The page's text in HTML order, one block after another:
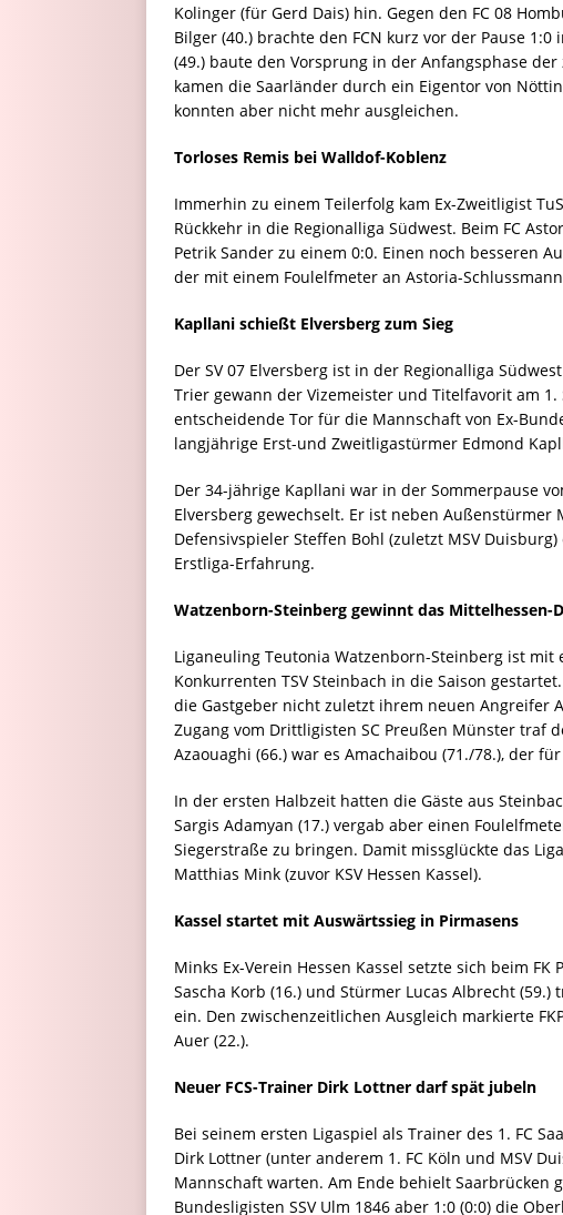
Kolinger (für Gerd Dais) hin. Gegen den FC 08
Bilger (40.) brachte den FCN kurz vor der Pause
(49.) baute den Vorsprung in der Anfangsphase
kamen die Saarländer durch ein Eigentor von
konnten aber nicht mehr ausgleichen.
Torloses Remis bei Walldof-Koblenz
Immerhin zu einem Teilerfolg kam Ex-Zweitligist
Rückkehr in die Regionalliga Südwest. Beim FC
Petrik Sander zu einem 0:0. Einen noch besseren
der mit einem Foulelfmeter an Astoria-
Kapllani schießt Elversberg zum Sieg
Der SV 07 Elversberg ist in der Regionalliga
Trier gewann der Vizemeister und Titelfavorit am 1.
entscheidende Tor für die Mannschaft von Ex-
langjährige Erst-und Zweitligastürmer Edmond
Der 34-jährige Kapllani war in der Sommerpause
Elversberg gewechselt. Er ist neben Außenstürmer
Defensivspieler Steffen Bohl (zuletzt MSV
Erstliga-Erfahrung.
Watzenborn-Steinberg gewinnt das Mittelhessen-
Liganeuling Teutonia Watzenborn-Steinberg ist mit
Konkurrenten TSV Steinbach in die Saison
die Gastgeber nicht zuletzt ihrem neuen Angreifer
Zugang vom Drittligisten SC Preußen Münster traf
Azaouaghi (66.) war es Amachaibou (71./78.), der
In der ersten Halbzeit hatten die Gäste aus
Sargis Adamyan (17.) vergab aber einen
Siegerstraße zu bringen. Damit missglückte das
Matthias Mink (zuvor KSV Hessen Kassel).
Kassel startet mit Auswärtssieg in Pirmasens
Minks Ex-Verein Hessen Kassel setzte sich beim
Sascha Korb (16.) und Stürmer Lucas Albrecht
ein. Den zwischenzeitlichen Ausgleich markierte
Auer (22.).
Neuer FCS-Trainer Dirk Lottner darf spät jubeln
Bei seinem ersten Ligaspiel als Trainer des 1. FC
Dirk Lottner (unter anderem 1. FC Köln und MSV
Mannschaft warten. Am Ende behielt Saarbrücken
Bundesligisten SSV Ulm 1846 aber 1:0 (0:0) die